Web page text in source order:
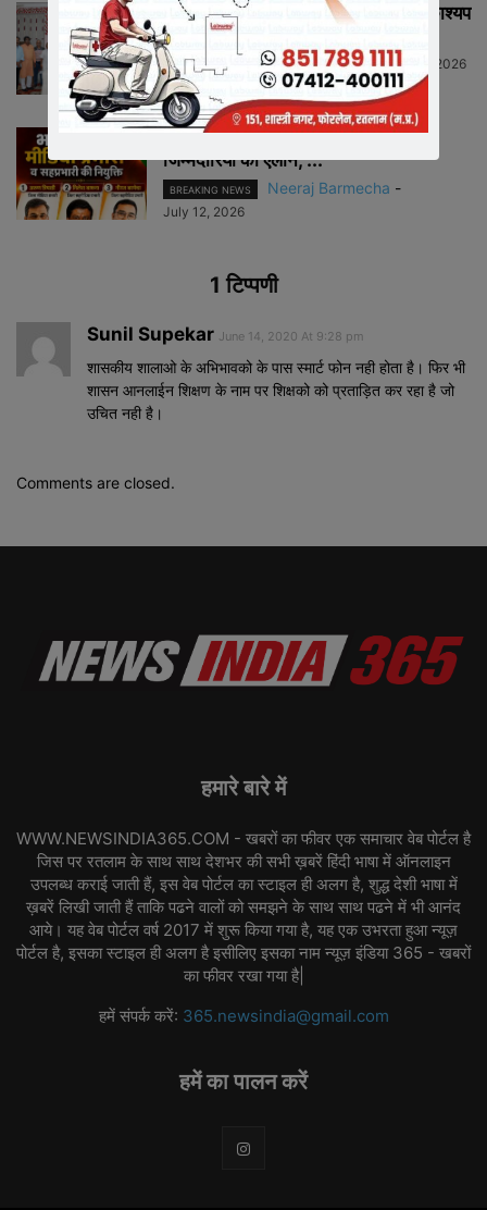
राष्ट्रीय कार्याध्यक्ष व कैबिनेट मंत्री चेतन्य काश्यप
ने किया क्रीड़ा-भारती की...
HIGHLIGHTS Neeraj Barmecha - July 12, 2026
भारतीय जनता पार्टी रतलाम जिले में नई
जिम्मेदारियों का ऐलान, ...
BREAKING NEWS Neeraj Barmecha -
July 12, 2026
1 टिप्पणी
Sunil Supekar June 14, 2020 At 9:28 pm
शासकीय शालाओ के अभिभावको के पास स्मार्ट फोन नही होता है। फिर भी
शासन आनलाईन शिक्षण के नाम पर शिक्षको को प्रताड़ित कर रहा है जो
उचित नही है।
Comments are closed.
हमारे बारे में
WWW.NEWSINDIA365.COM - खबरों का फीवर एक समाचार वेब पोर्टल है
जिस पर रतलाम के साथ साथ देशभर की सभी ख़बरें हिंदी भाषा में ऑनलाइन
उपलब्ध कराई जाती हैं, इस वेब पोर्टल का स्टाइल ही अलग है, शुद्ध देशी भाषा में
ख़बरें लिखी जाती हैं ताकि पढने वालों को समझने के साथ साथ पढने में भी आनंद
आये। यह वेब पोर्टल वर्ष 2017 में शुरू किया गया है, यह एक उभरता हुआ न्यूज़
पोर्टल है, इसका स्टाइल ही अलग है इसीलिए इसका नाम न्यूज़ इंडिया 365 - खबरों
का फीवर रखा गया है|
हमें संपर्क करें: 365.newsindia@gmail.com
हमें का पालन करें